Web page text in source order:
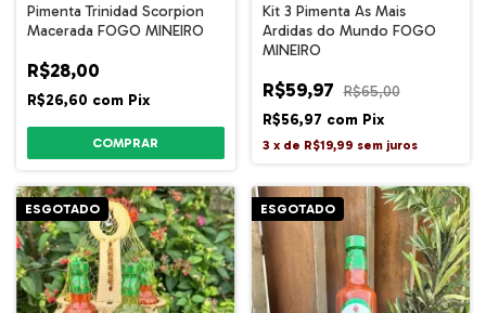
Pimenta Trinidad Scorpion
Macerada FOGO MINEIRO
R$28,00
R$26,60 com Pix
Kit 3 Pimenta As Mais
Ardidas do Mundo FOGO
MINEIRO
R$59,97 R$65,00
R$56,97 com Pix
3 x de R$19,99 sem juros
ESGOTADO ESGOTADO